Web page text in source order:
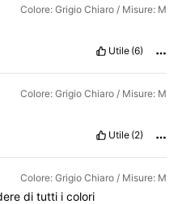
Colore: Grigio Chiaro / Misure: M
Utile (6)
Colore: Grigio Chiaro / Misure: M
Utile (2)
Colore: Grigio Chiaro / Misure: M
ditutti icolori